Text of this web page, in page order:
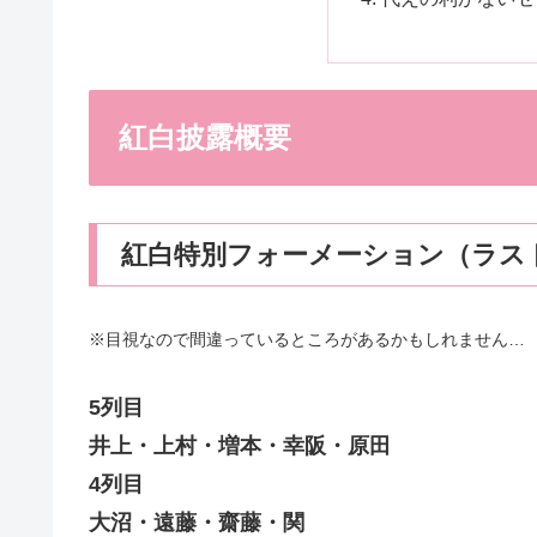
紅白披露概要
紅白特別フォーメーション（ラス
※目視なので間違っているところがあるかもしれません…
5列目
井上・上村・増本・幸阪・原田
4列目
大沼・遠藤・齋藤・関